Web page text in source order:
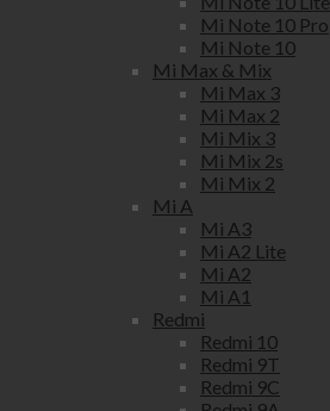
Mi Note 10 Pro
Mi Note 10
Mi Max & Mix
Mi Max 3
Mi Max 2
Mi Mix 3
Mi Mix 2s
Mi Mix 2
Mi A
Mi A3
Mi A2 Lite
Mi A2
Mi A1
Redmi
Redmi 10
Redmi 9T
Redmi 9C